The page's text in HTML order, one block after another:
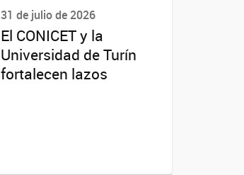
31 de julio de 2026
El CONICET y la
Universidad de Turín
fortalecen lazos